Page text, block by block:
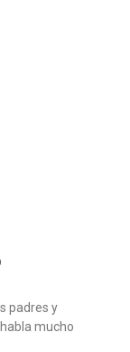
padres y
mucho